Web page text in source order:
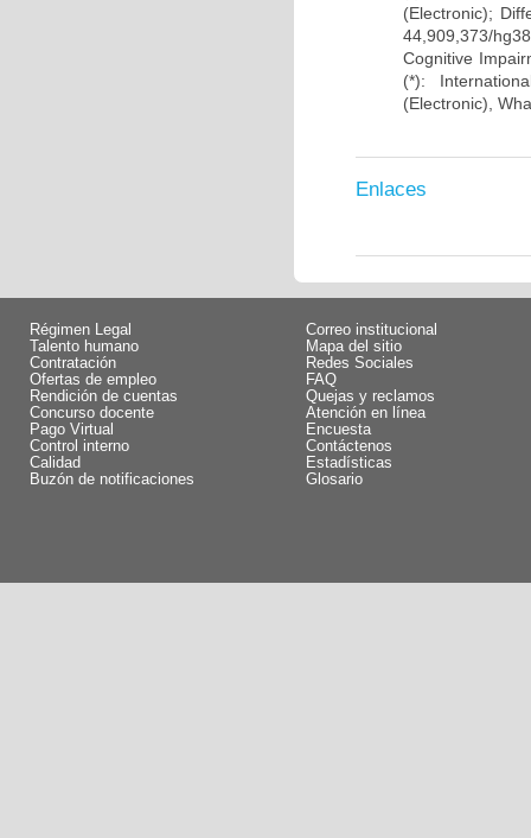
(Electronic);
44,909,373/
Cognitive
(*):
(Electronic),
Enlaces
Régimen Legal
Talento humano
Contratación
Ofertas de empleo
Rendición de cuentas
Concurso docente
Pago Virtual
Control interno
Calidad
Buzón de notificaciones
Correo institucional
Mapa del sitio
Redes Sociales
FAQ
Quejas y reclamos
Atención en línea
Encuesta
Contáctenos
Estadísticas
Glosario